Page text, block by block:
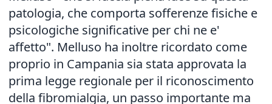
patologia, che comporta sofferenze fisiche e
psicologiche significative per chi ne e'
affetto". Melluso ha inoltre ricordato come
proprio in Campania sia stata approvata la
prima legge regionale per il riconoscimento
della fibromialgia, un passo importante ma